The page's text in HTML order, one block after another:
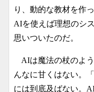
り、動的な教材を作
AIを使えば理想のシ
思いついたのだ。
AIは魔法の杖のよ
んなに甘くはない。
には到底及ばない。